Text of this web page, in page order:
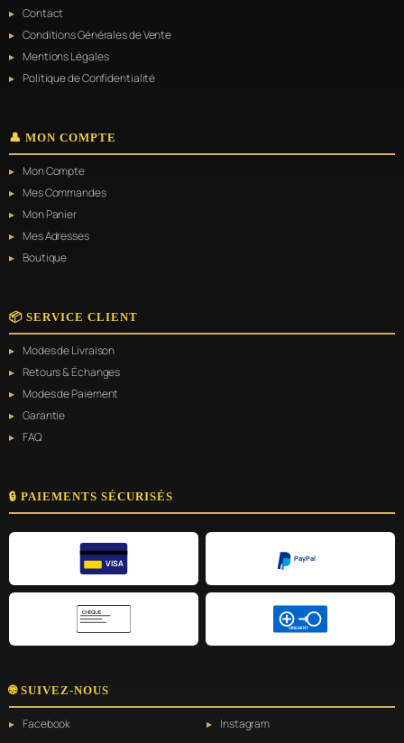
Contact
Conditions Générales de Vente
Mentions Légales
Politique de Confidentialité
👤 MON COMPTE
Mon Compte
Mes Commandes
Mon Panier
Mes Adresses
Boutique
📦 SERVICE CLIENT
Modes de Livraison
Retours & Échanges
Modes de Paiement
Garantie
FAQ
🔒 PAIEMENTS SÉCURISÉS
VISA
PayPal
CHÈQUE
VIREMENT
🌐 SUIVEZ-NOUS
Facebook Instagram